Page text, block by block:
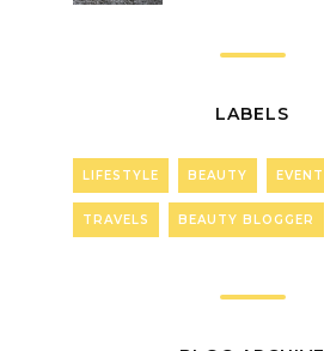
LABELS
LIFESTYLE BEAUTY EVENT
TRAVELS BEAUTY BLOGGER